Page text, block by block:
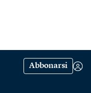
Abbonarsi